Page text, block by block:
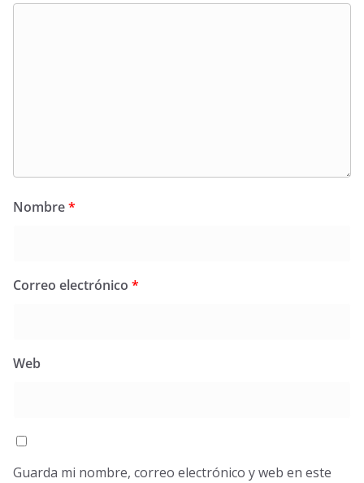
Nombre*
Correo electrónico *
Web
Guarda mi nombre, correo electrónico y web en este